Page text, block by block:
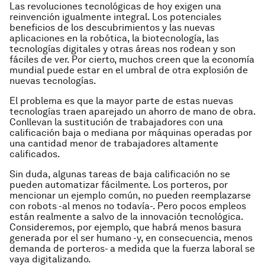
Las revoluciones tecnológicas de hoy exigen una
reinvención igualmente integral. Los potenciales
beneficios de los descubrimientos y las nuevas
aplicaciones en la robótica, la biotecnología, las
tecnologías digitales y otras áreas nos rodean y son
fáciles de ver. Por cierto, muchos creen que la economía
mundial puede estar en el umbral de otra explosión de
nuevas tecnologías.
El problema es que la mayor parte de estas nuevas
tecnologías traen aparejado un ahorro de mano de obra.
Conllevan la sustitución de trabajadores con una
calificación baja o mediana por máquinas operadas por
una cantidad menor de trabajadores altamente
calificados.
Sin duda, algunas tareas de baja calificación no se
pueden automatizar fácilmente. Los porteros, por
mencionar un ejemplo común, no pueden reemplazarse
con robots -al menos no todavía-. Pero pocos empleos
están realmente a salvo de la innovación tecnológica.
Consideremos, por ejemplo, que habrá menos basura
generada por el ser humano -y, en consecuencia, menos
demanda de porteros- a medida que la fuerza laboral se
vaya digitalizando.